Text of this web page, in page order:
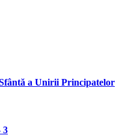
a Unirii Principatelor
3